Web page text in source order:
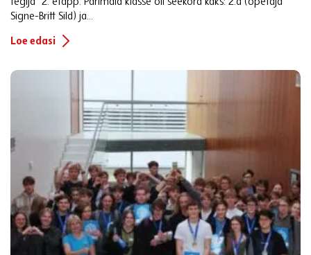
Signe-Britt Sild) ja...
Loe edasi